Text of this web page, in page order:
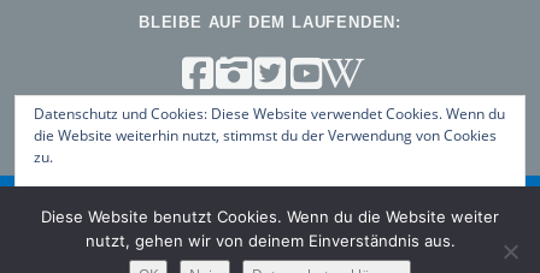
BLEIBE AUF DEM LAUFENDEN:
Copyright © 2026 ViNN:Log – Blog des ViNN:Lab –
OnePress
Theme von FameThemes
Datenschutz und Cookies: Diese Website verwendet Cookies. Wenn du
die Website weiterhin nutzt, stimmst du der Verwendung von Cookies
zu.
findest du hier:Datenschutz-Richtlinie
Diese Website benutzt Cookies. Wenn du die Website weiter
nutzt, gehen wir von deinem Einverständnis aus.